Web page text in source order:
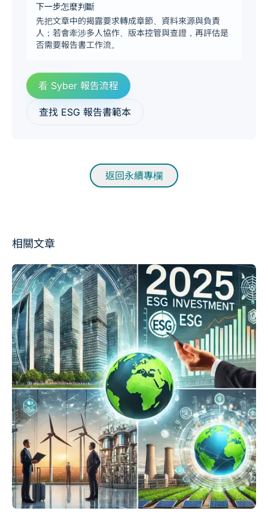
下一步怎麼判斷
先把文章中的揭露要求轉成章節、資料來源與負責
人；若會牽涉多人協作、版本控管與查證，再評估是
否需要報告書工作流。
看 Syber 報告流程
查找 ESG 報告書範本
返回永續專欄
相關文章